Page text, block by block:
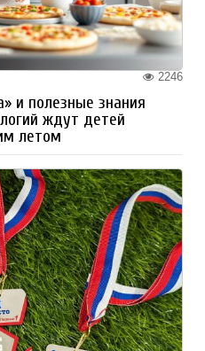
2246
и полезные знания
ждут детей
летом